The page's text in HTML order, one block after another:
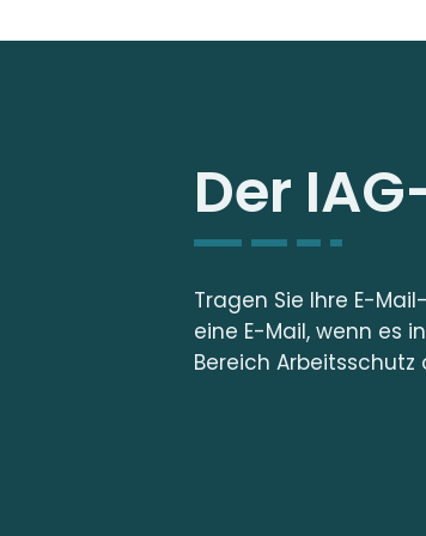
Der
Tragen Sie Ihre E-
eine E-Mail, wenn es
Bereich Arbeitsschutz